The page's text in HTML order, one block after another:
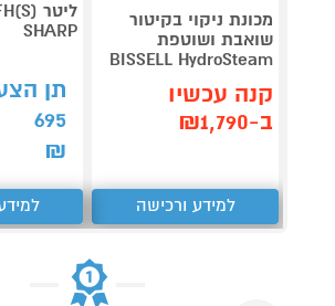
מכונת ניקוי בקיטור
שואבת ושוטפת
BISSELL HydroSteam
קנה עכשיו
ב-₪1,790
למידע ורכישה
SHARP
תן
695
₪